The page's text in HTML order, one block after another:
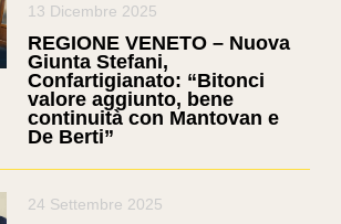
13 Dicembre 2025
REGIONE VENETO – Nuova
Giunta Stefani,
Confartigianato: “Bitonci
valore aggiunto, bene
continuità con Mantovan e
De Berti”
24 Settembre 2025